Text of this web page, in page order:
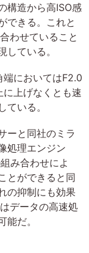
構造から高ISO感
できる。これと
わせていること
ている。
端においてはF2.0
に上げなくとも速
いる。
ーと同社のミラ
処理エンジン
み合わせによ
とができると同
の抑制にも効果
データの高速処
だ。